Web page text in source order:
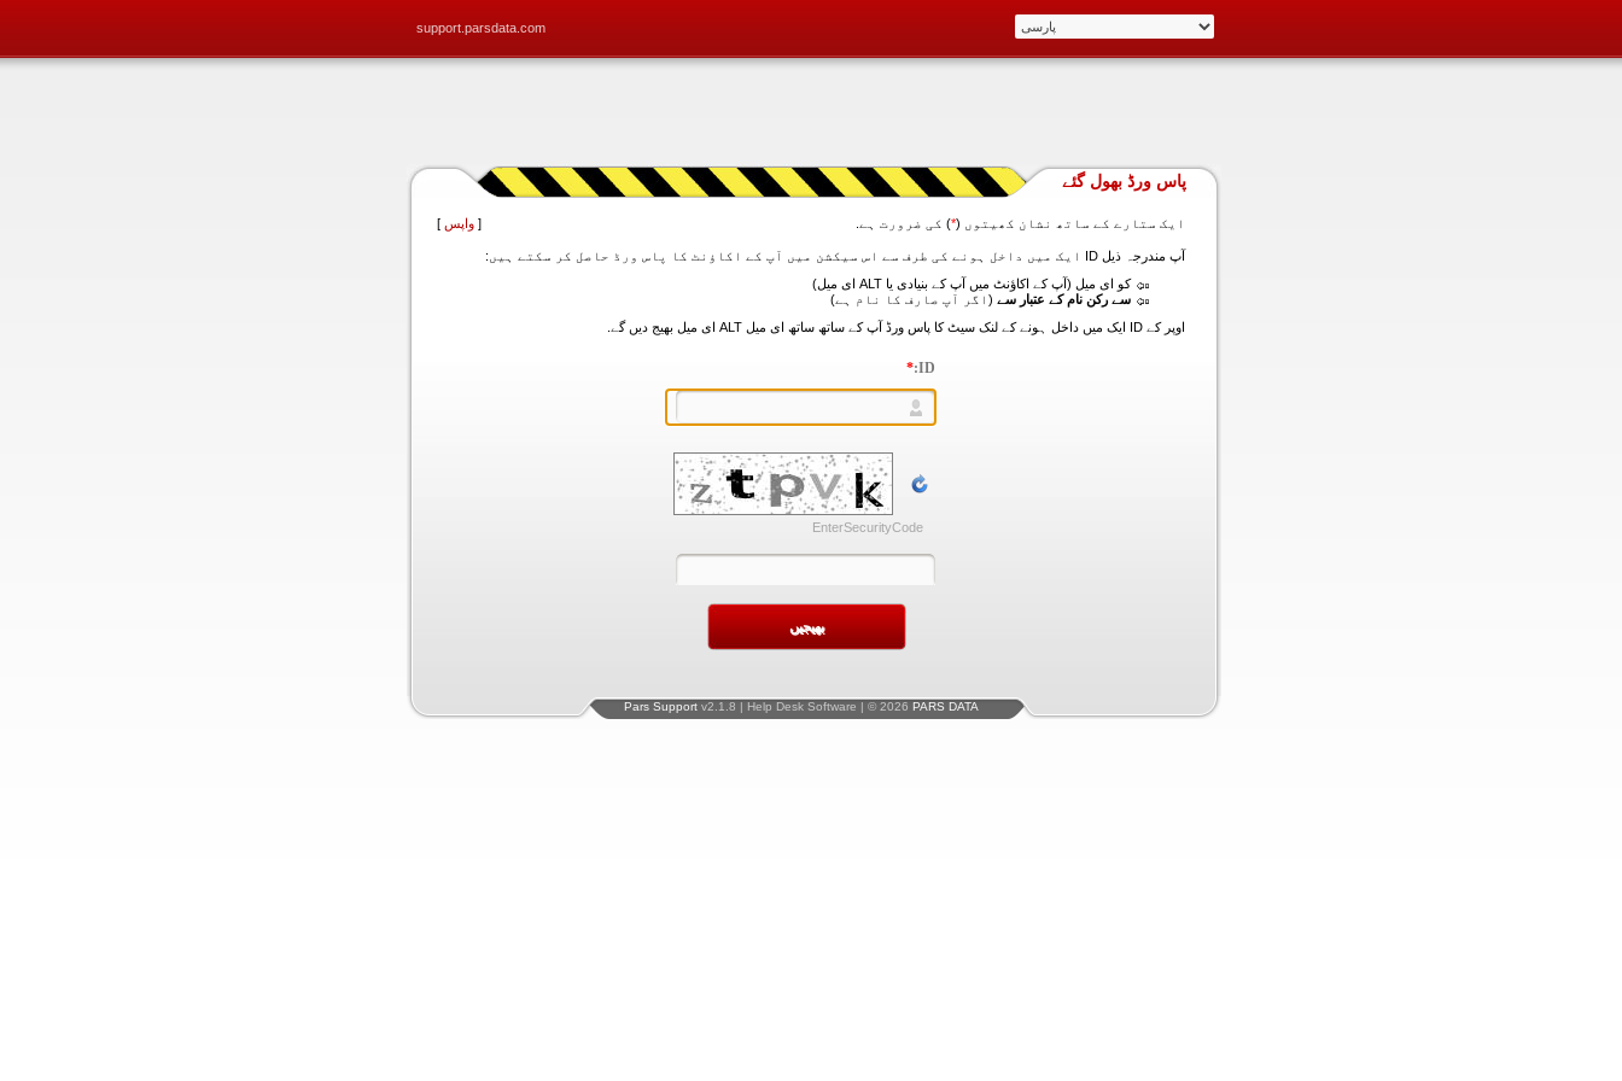
support.parsdata.com
پاس ورڈ بھول گئے
ایک ستارے کے ساتھ نشان کھیتوں (*) کی ضرورت ہے. [ واپس ]
آپ مندرجہ ذیل ID ایک میں داخل ہونے کی طرف سے اس سیکشن میں آپ کے اکاؤنٹ کا پاس ورڈ حاصل کر سکتے ہیں:
کو ای میل (آپ کے اکاؤنٹ میں آپ کے بنیادی یا ALT ای میل)
سے رکن نام کے عتبار سے (اگر آپ صارف کا نام ہے)
اوپر کے ID ایک میں داخل ہونے کے لنک سیٹ کا پاس ورڈ آپ کے ساتھ ساتھ ای میل ALT ای میل بھیج دیں گے.
ID:
*
EnterSecurityCode
Pars Support v2.1.8 | Help Desk Software | © 2026 PARS DATA